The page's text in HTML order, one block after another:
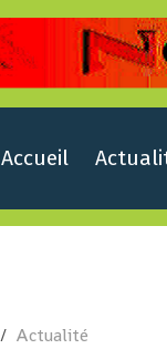
Accueil
Actualité